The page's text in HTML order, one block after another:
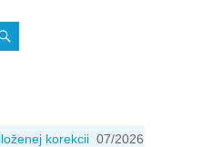
korekcii 07/2026